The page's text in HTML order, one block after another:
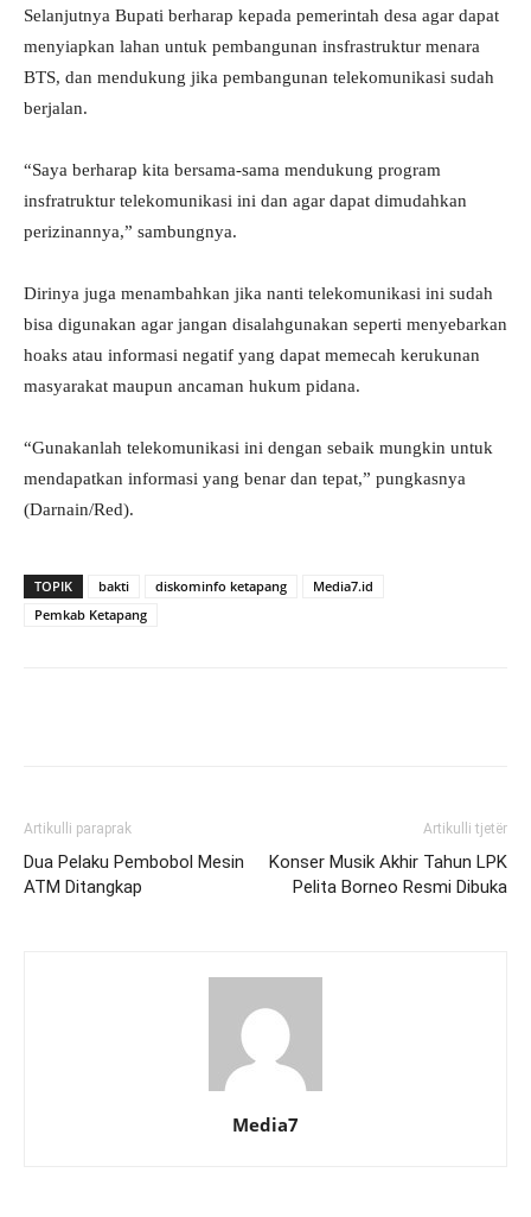
Selanjutnya Bupati berharap kepada pemerintah desa agar dapat
menyiapkan lahan untuk pembangunan insfrastruktur menara
BTS, dan mendukung jika pembangunan telekomunikasi sudah
berjalan.
“Saya berharap kita bersama-sama mendukung program
insfratruktur telekomunikasi ini dan agar dapat dimudahkan
perizinannya,” sambungnya.
Dirinya juga menambahkan jika nanti telekomunikasi ini sudah
bisa digunakan agar jangan disalahgunakan seperti menyebarkan
hoaks atau informasi negatif yang dapat memecah kerukunan
masyarakat maupun ancaman hukum pidana.
“Gunakanlah telekomunikasi ini dengan sebaik mungkin untuk
mendapatkan informasi yang benar dan tepat,” pungkasnya
(Darnain/Red).
TOPIK bakti diskominfo ketapang
Media7.id
Pemkab Ketapang
Artikulli paraprak
Dua Pelaku Pembobol Mesin
ATM Ditangkap
Artikulli tjetër
Konser Musik Akhir Tahun LPK
Pelita Borneo Resmi Dibuka
Media7